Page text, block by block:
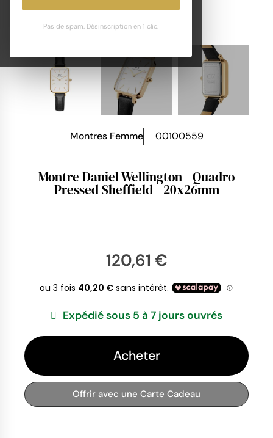
Pas de spam. Désinscription en 1 clic.
Montres Femme 00100559
Montre Daniel Wellington - Quadro
Pressed Sheffield - 20x26mm
120,61 €
Expédié sous 5 à 7 jours ouvrés
Acheter
Offrir avec une Carte Cadeau